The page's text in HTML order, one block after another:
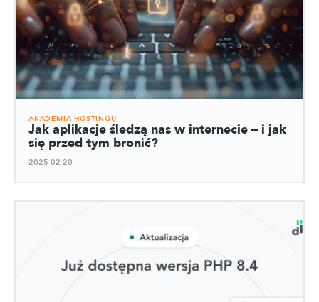
AKADEMIA HOSTINGU
Jak aplikacje śledzą nas w internecie – i jak
się przed tym bronić?
2025-02-20